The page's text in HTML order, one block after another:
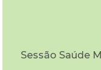
Sessão Saúde